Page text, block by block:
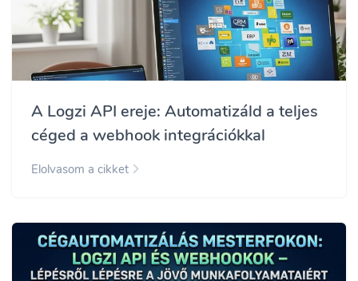
A Logzi API ereje: Automatizáld a teljes
céged a webhook integrációkkal
Elolvasom a cikket